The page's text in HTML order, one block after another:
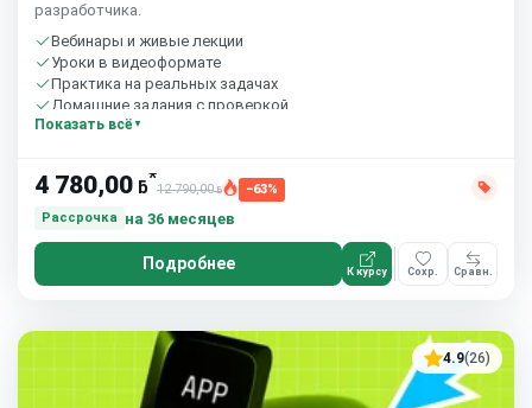
разработчика.
Вебинары и живые лекции
Уроки в видеоформате
Практика на реальных задачах
Домашние задания с проверкой
Сообщество студентов
Показать всё
4 780,00 ƃ*
12 790,00ƃ
−63%
Рассрочка
на 36 месяцев
Подробнее К курсу Сохр. Сравн.
4.9(26)